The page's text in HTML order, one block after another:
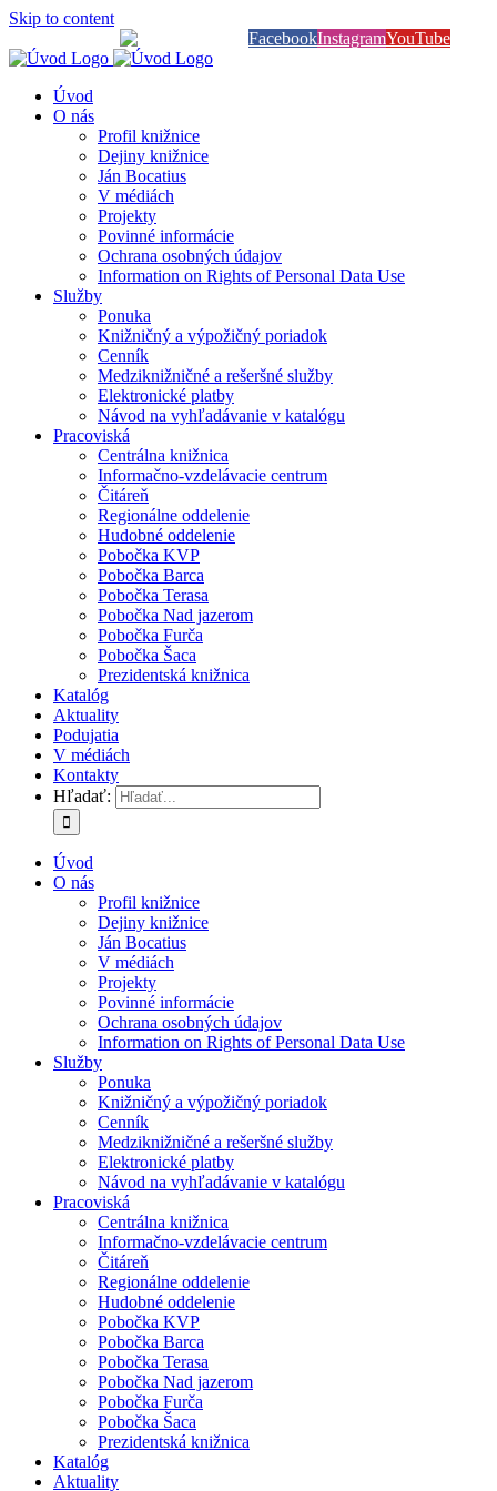
Skip to content
FacebookInstagramYouTube
Úvod
O nás
Profil knižnice
Dejiny knižnice
Ján Bocatius
V médiách
Projekty
Povinné informácie
Ochrana osobných údajov
Information on Rights of Personal Data Use
Služby
Ponuka
Knižničný a výpožičný poriadok
Cenník
Medziknižničné a rešeršné služby
Elektronické platby
Návod na vyhľadávanie v katalógu
Pracoviská
Centrálna knižnica
Informačno-vzdelávacie centrum
Čitáreň
Regionálne oddelenie
Hudobné oddelenie
Pobočka KVP
Pobočka Barca
Pobočka Terasa
Pobočka Nad jazerom
Pobočka Furča
Pobočka Šaca
Prezidentská knižnica
Katalóg
Aktuality
Podujatia
V médiách
Kontakty
Hľadať:
Úvod
O nás
Profil knižnice
Dejiny knižnice
Ján Bocatius
V médiách
Projekty
Povinné informácie
Ochrana osobných údajov
Information on Rights of Personal Data Use
Služby
Ponuka
Knižničný a výpožičný poriadok
Cenník
Medziknižničné a rešeršné služby
Elektronické platby
Návod na vyhľadávanie v katalógu
Pracoviská
Centrálna knižnica
Informačno-vzdelávacie centrum
Čitáreň
Regionálne oddelenie
Hudobné oddelenie
Pobočka KVP
Pobočka Barca
Pobočka Terasa
Pobočka Nad jazerom
Pobočka Furča
Pobočka Šaca
Prezidentská knižnica
Katalóg
Aktuality